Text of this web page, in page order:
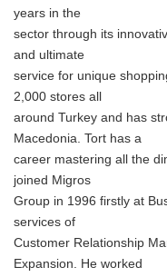
years in the
sector through its
and ultimate
service for unique
2,000 stores all
around Turkey and has
Macedonia. Tort has a
career mastering all the
joined Migros
Group in 1996 firstly at
services of
Customer Relationship
Expansion. He worked